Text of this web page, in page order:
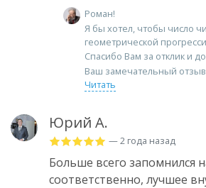
Роман!
Я бы хотел, чтобы число
геометрической
Спасибо Вам за отклик и
Ваш замечательный отзыв
Читать
Юрий А.
— 2 года назад
Больше всего запомнился
соответственно, лучшее